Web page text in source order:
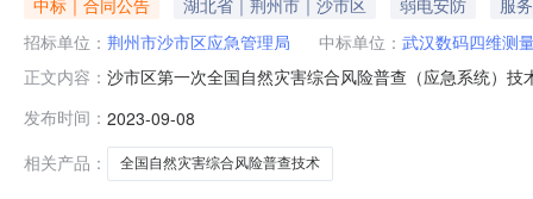
招标单位： 荆州市沙市区应急管理局 中标单位： 武汉数码四维测
正文内容： 沙市区第一次全国自然灾害综合风险普查（应急系统）
发布时间： 2023-09-08
相关产品：
全国自然灾害综合风险普查技术